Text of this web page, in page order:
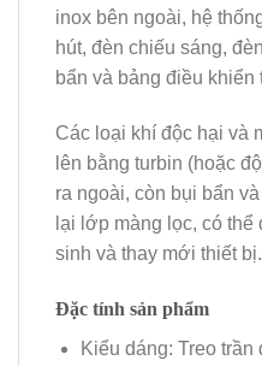
inox bên ngoài, hệ
hút, đèn chiếu sáng,
bẩn và bảng điều khiển
Các loại khí độc hại và
lên bằng turbin (hoặc
ra ngoài, còn bụi bẩn
lại lớp màng lọc, có thể
sinh và thay mới thiết bị.
Đặc tính sản phẩm
Kiểu dáng: Treo trần